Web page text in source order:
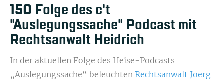
150 Folge des c't
"Auslegungssache" Podcast mit
Rechtsanwalt Heidrich
In der aktuellen Folge des Heise-Podcasts
„Auslegungssache“ beleuchten Rechtsanwalt Joerg